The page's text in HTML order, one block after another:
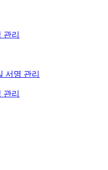
리
서명 관리
리